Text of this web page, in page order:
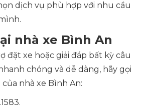
dịch vụ phù hợp với nhu cầu
nhà xe Bình An
đặt xe hoặc giải đáp bất kỳ câu
chóng và dễ dàng, hãy gọi
nhà xe Bình An: